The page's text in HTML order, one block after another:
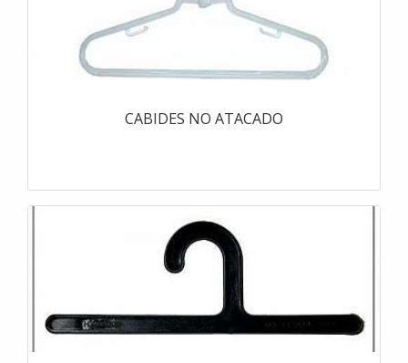
CABIDES NO ATACADO